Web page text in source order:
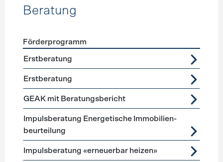
Beratung
Förderprogramme
Förderprogramm
Erstberatung
Erstberatung
GEAK mit Beratungsbericht
Impuls­beratung Energetische Immobilien­
beurteilung
Impulsberatung «erneuerbar heizen»